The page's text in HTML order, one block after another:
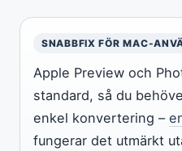
SNABBFIX FÖR MAC-
Apple Preview och
standard, så du
enkel konvertering –
fungerar det utmärkt